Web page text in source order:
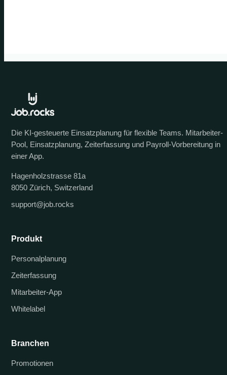
Die KI-gesteuerte Einsatzplanung für flexible Teams. Mitarbeiter-
Pool, Einsatzplanung, Zeiterfassung und Payroll-Vorbereitung in
einer App.
Hagenholzstrasse 81a
8050 Zürich, Switzerland
support@job.rocks
Produkt
Personalplanung
Zeiterfassung
Mitarbeiter-App
Whitelabel
Branchen
Promotionen